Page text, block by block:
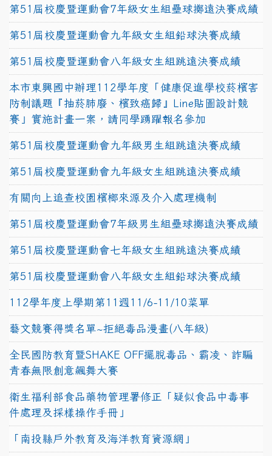
第51屆校慶暨運動會7年級女生組壘球擲遠決賽成績
第51屆校慶暨運動會九年級女生組鉛球決賽成績
第51屆校慶暨運動會八年級女生組跳遠決賽成績
本市東興國中辦理112學年度「健康促進學校菸檳害
防制議題『抽菸肺廢、檳致癌歸』Line貼圖設計競
賽」實施計畫一案，請同學踴躍報名參加
第51屆校慶暨運動會九年級男生組跳遠決賽成績
第51屆校慶暨運動會九年級女生組跳遠決賽成績
有關向上追查校園檳榔來源及介入處理機制
第51屆校慶暨運動會7年級男生組壘球擲遠決賽成績
第51屆校慶暨運動會七年級女生組跳遠決賽成績
第51屆校慶暨運動會八年級女生組鉛球決賽成績
112學年度上學期第11週11/6-11/10菜單
藝文競賽得獎名單~拒絕毒品漫畫(八年級)
全民國防教育暨SHAKE OFF擺脫毒品、霸凌、詐騙
青春無限創意飆舞大賽
衛生福利部食品藥物管理署修正「疑似食品中毒事
件處理及採樣操作手冊」
「南投縣戶外教育及海洋教育資源網」